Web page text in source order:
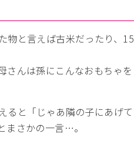
物と言えば古米だったり、15
さんは孫にこんなおもちゃを
ると「じゃあ隣の子にあげて
まさかの一言…。